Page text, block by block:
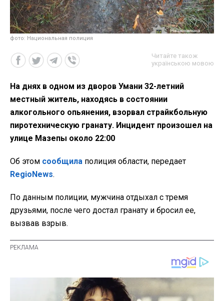
фото: Национальная полиция
Читайте також
українською мовою
На днях в одном из дворов Умани 32-летний
местный житель, находясь в состоянии
алкогольного опьянения, взорвал страйкбольную
пиротехническую гранату. Инцидент произошел на
улице Мазепы около 22:00
Об этом сообщила полиция области, передает
RegioNews.
По данным полиции, мужчина отдыхал с тремя
друзьями, после чего достал гранату и бросил ее,
вызвав взрыв.